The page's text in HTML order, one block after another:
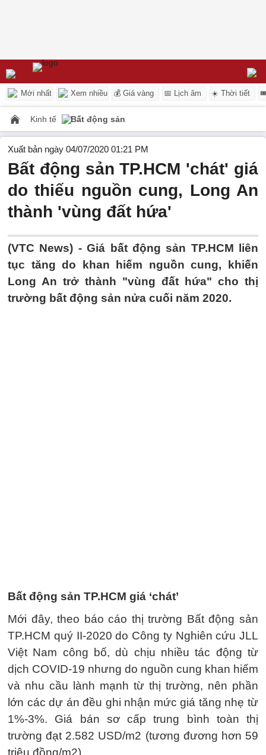
Mới nhất Xem nhiều 💰 Giá vàng 📅 Lịch âm ☀️ Thời tiết
Kinh tế Bất động sản
Xuất bản ngày 04/07/2020 01:21 PM
Bất động sản TP.HCM 'chát' giá
do thiếu nguồn cung, Long An
thành 'vùng đất hứa'
(VTC News) -Giá bất động sản TP.HCM liên
tục tăng do khan hiếm nguồn cung, khiến
Long An trở thành "vùng đất hứa" cho thị
trường bất động sản nửa cuối năm 2020.
Bất động sản TP.HCM giá ‘chát’
Mới đây, theo báo cáo thị trường Bất động sản
TP.HCM quý II-2020 do Công ty Nghiên cứu JLL
Việt Nam công bố, dù chịu nhiều tác động từ
dịch COVID-19 nhưng do nguồn cung khan hiếm
và nhu cầu lành mạnh từ thị trường, nên phần
lớn các dự án đều ghi nhận mức giá tăng nhẹ từ
1%-3%. Giá bán sơ cấp trung bình toàn thị
trường đạt 2.582 USD/m2 (tương đương hơn 59
triệu đồng/m2).